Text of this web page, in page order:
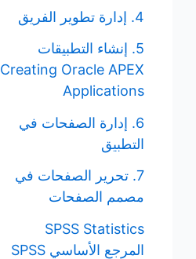
4. إدارة تطوير الفريق
5. إنشاء التطبيقات
Creating Oracle APEX
Applications
6. إدارة الصفحات في
التطبيق
7. تحرير الصفحات في
مصمم الصفحات
SPSS Statistics
المرجع الأساسي SPSS